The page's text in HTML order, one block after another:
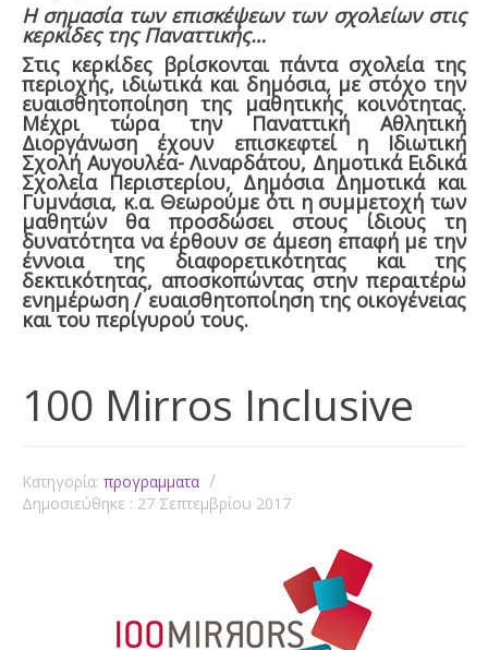
Η σημασία των επισκέψεων των σχολείων στις
κερκίδες της Παναττικής…
Στις κερκίδες βρίσκονται πάντα σχολεία της
περιοχής, ιδιωτικά και δημόσια, με στόχο την
ευαισθητοποίηση της μαθητικής κοινότητας.
Μέχρι τώρα την Παναττική Αθλητική
Διοργάνωση έχουν επισκεφτεί η Ιδιωτική
Σχολή Αυγουλέα- Λιναρδάτου, Δημοτικά Ειδικά
Σχολεία Περιστερίου, Δημόσια Δημοτικά και
Γυμνάσια, κ.α. Θεωρούμε ότι η συμμετοχή των
μαθητών θα προσδώσει στους ίδιους τη
δυνατότητα να έρθουν σε άμεση επαφή με την
έννοια της διαφορετικότητας και της
δεκτικότητας, αποσκοπώντας στην περαιτέρω
ενημέρωση / ευαισθητοποίηση της οικογένειας
και του περίγυρού τους.
100 Mirros Inclusive
Κατηγορία: προγραμματα
Δημοσιεύθηκε : 27 Σεπτεμβρίου 2017